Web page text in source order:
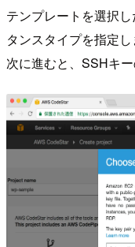
テンプレートを選択
タンスタイプを指定し
次に進むと、SSHキ